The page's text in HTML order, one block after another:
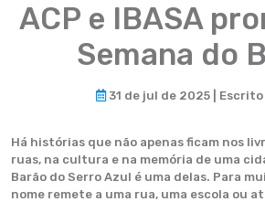
ACP e IBASA
Semana do
31 de jul de 2025 |
Há histórias que não apenas ficam nos
ruas, na cultura e na memória de uma
Barão do Serro Azul é uma delas. Para
nome remete a uma rua, uma escola ou